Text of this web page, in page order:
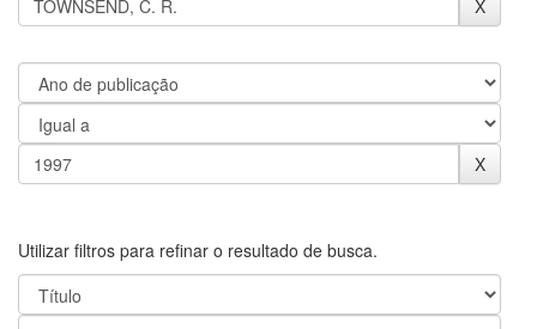
Utilizar filtros para refinar o resultado de busca.